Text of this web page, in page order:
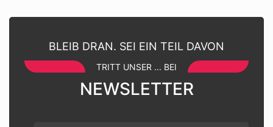
BLEIB DRAN. SEI EIN TEIL DAVON
TRITT UNSER ... BEI
NEWSLETTER